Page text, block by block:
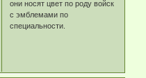
они носят цвет по роду войск
с эмблемами по
специальности.